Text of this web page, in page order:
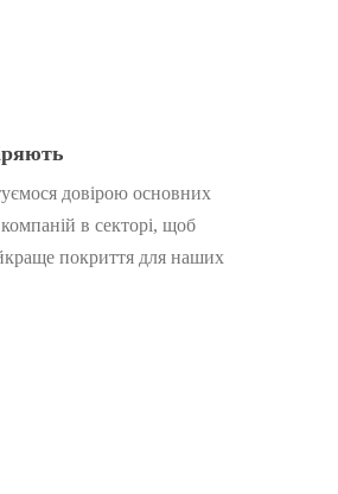
довірою основних
в секторі, щоб
покриття для наших